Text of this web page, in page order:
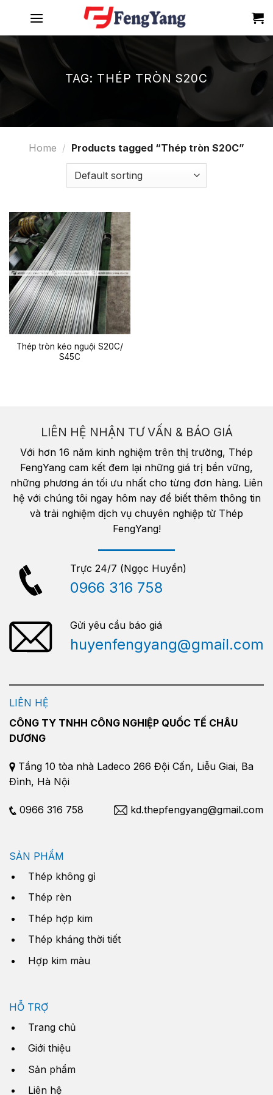
content
TAG: THÉP TRÒN S20C
Home / Products tagged “Thép tròn S20C”
Thép tròn kéo nguội S20C/
S45C
LIÊN HỆ NHẬN TƯ VẤN & BÁO GIÁ
Với hơn 16 năm kinh nghiệm trên thị trường, Thép
FengYang cam kết đem lại những giá trị bền vững,
những phương án tối ưu nhất cho từng đơn hàng. Liên
hệ với chúng tôi ngay hôm nay để biết thêm thông tin
và trải nghiệm dịch vụ chuyên nghiệp từ Thép
FengYang!
Trực 24/7 (Ngọc Huyền)
0966 316 758
Gửi yêu cầu báo giá
huyenfengyang@gmail.com
LIÊN HỆ
CÔNG TY TNHH CÔNG NGHIỆP QUỐC TẾ CHÂU
DƯƠNG
Tầng 10 tòa nhà Ladeco 266 Đội Cấn, Liễu Giai, Ba
Đình, Hà Nội
0966 316 758 kd.thepfengyang@gmail.com
SẢN PHẨM
Thép không gỉ
Thép rèn
Thép hợp kim
Thép kháng thời tiết
Hợp kim màu
HỖ TRỢ
Trang chủ
Giới thiệu
Sản phẩm
Liên hệ